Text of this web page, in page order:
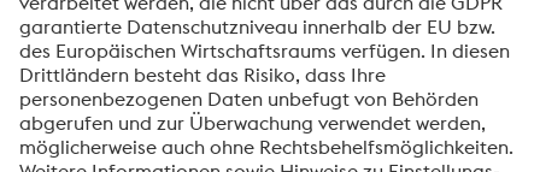
Datenblatt
Weiterlesen